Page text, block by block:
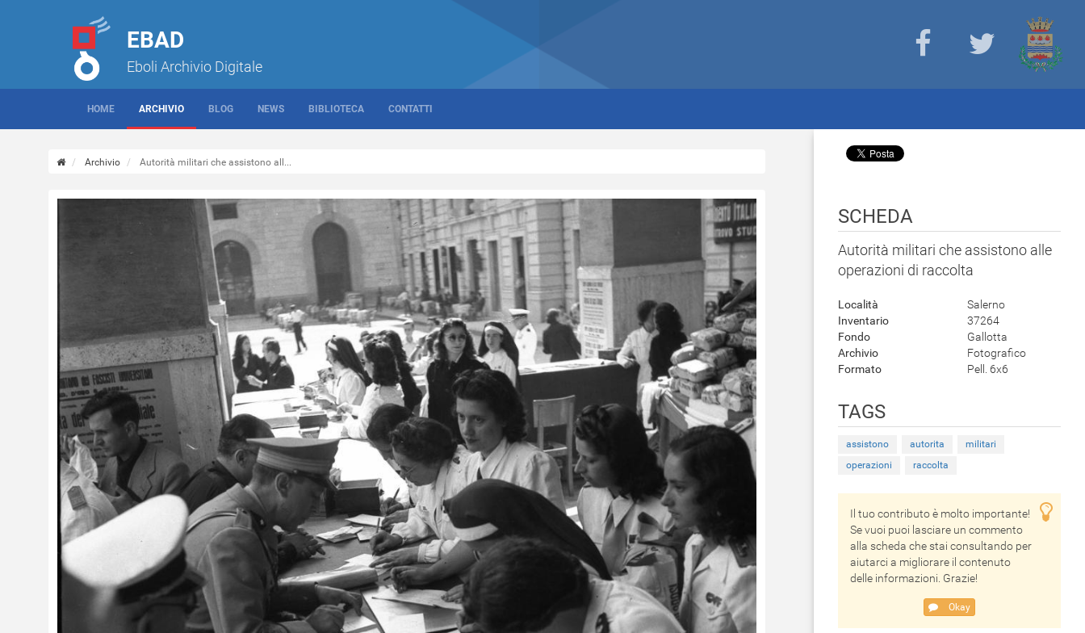
EBAD
Eboli Archivio Digitale
HOME ARCHIVIO BLOG NEWS BIBLIOTECA CONTATTI
Archivio Autorità militari che assistono all...
SCHEDA
Autorità militari che assistono alle
operazioni di raccolta
Località
Salerno
Inventario
37264
Fondo
Gallotta
Archivio
Fotografico
Formato
Pell. 6x6
TAGS
assistono autorita
militari
operazioni
raccolta
Il tuo contributo è molto importante!
Se vuoi puoi lasciare un commento
alla scheda che stai consultando per
aiutarci a migliorare il contenuto
delle informazioni. Grazie!
Okay